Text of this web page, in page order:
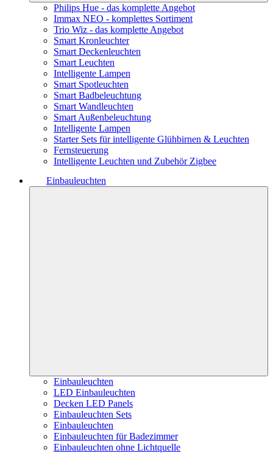
Philips Hue - das komplette Angebot
Immax NEO - komplettes Sortiment
Trio Wiz - das komplette Angebot
Smart Kronleuchter
Smart Deckenleuchten
Smart Leuchten
Intelligente Lampen
Smart Spotleuchten
Smart Badbeleuchtung
Smart Wandleuchten
Smart Außenbeleuchtung
Intelligente Lampen
Starter Sets für intelligente Glühbirnen & Leuchten
Fernsteuerung
Intelligente Leuchten und Zubehör Zigbee
Einbauleuchten
Einbauleuchten
LED Einbauleuchten
Decken LED Panels
Einbauleuchten Sets
Einbauleuchten
Einbauleuchten für Badezimmer
Einbauleuchten ohne Lichtquelle